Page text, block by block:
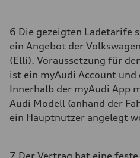
6 Die gezeigten Ladetarife
ein Angebot der
(Elli). Voraussetzung für
ist ein myAudi Account und
Innerhalb der myAudi App
Audi Modell (anhand der
ein Hauptnutzer angelegt
7 Der Vertrag hat eine